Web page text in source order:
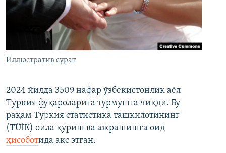
Иллюстратив сурат
2024 йилда 3509 нафар ўзбекистонлик аёл
Туркия фуқароларига турмушга чиқди. Бу
рақам Туркия статистика ташкилотининг
(ТÜİК) оила қуриш ва ажрашишга оид
ҳисоботида акс этган.